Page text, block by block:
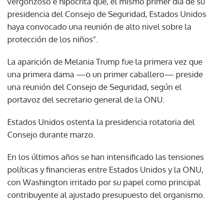
presidencia del Consejo de Seguridad, Estados Unidos
haya convocado una reunión de alto nivel sobre la
protección de los niños".
La aparición de Melania Trump fue la primera vez que
una primera dama —o un primer caballero— preside
una reunión del Consejo de Seguridad, según el
portavoz del secretario general de la ONU.
Estados Unidos ostenta la presidencia rotatoria del
Consejo durante marzo.
En los últimos años se han intensificado las tensiones
políticas y financieras entre Estados Unidos y la ONU,
con Washington irritado por su papel como principal
contribuyente al ajustado presupuesto del organismo.